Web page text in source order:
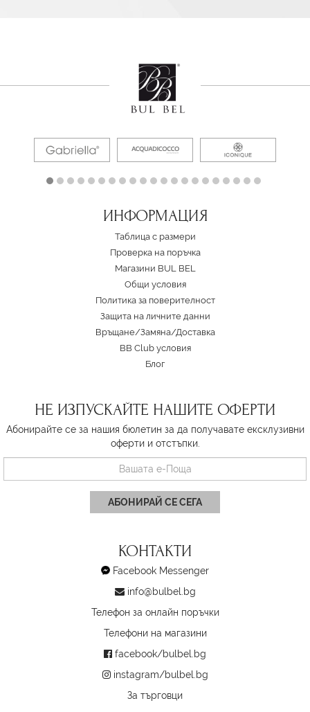
ИНФОРМАЦИЯ
Таблица с размери
Проверка на поръчка
Магазини BUL BEL
Oбщи условия
Политика за поверителност
Защита на личните данни
Връщане/Замяна/Доставка
BB Club условия
Блог
НЕ ИЗПУСКАЙТЕ НАШИТЕ ОФЕРТИ
Абонирайте се за нашия бюлетин за да получавате ексклузивни
оферти и отстъпки.
АБОНИРАЙ СЕ СЕГА
КОНТАКТИ
Facebook Messenger
info@bulbel.bg
Телефон за онлайн поръчки
Телефони на магазини
facebook/bulbel.bg
instagram/bulbel.bg
За търговци